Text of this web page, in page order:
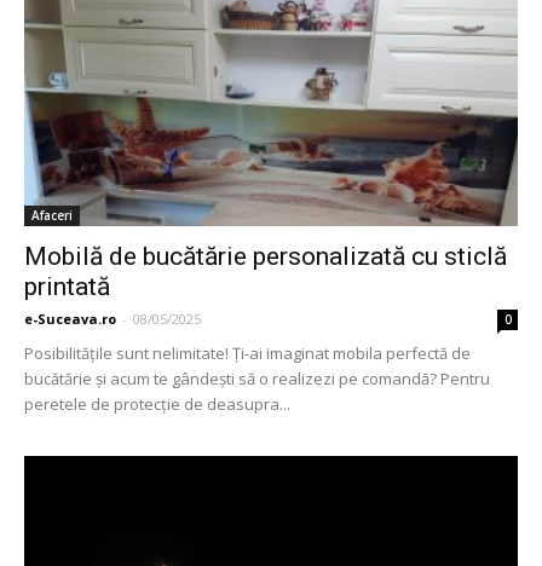
Afaceri
Mobilă de bucătărie personalizată cu sticlă
printată
e-Suceava.ro - 08/05/2025 0
Posibilităţile sunt nelimitate! Ţi-ai imaginat mobila perfectă de
bucătărie şi acum te gândeşti să o realizezi pe comandă? Pentru
peretele de protecţie de deasupra...